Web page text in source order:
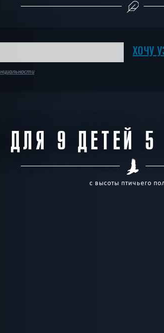
ХОЧУ
ДЛЯ 9 ДЕТЕЙ 5
с высоты птичьего